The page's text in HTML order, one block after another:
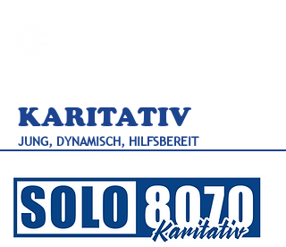
KARITATIV
JUNG, DYNAMISCH, HILFSBEREIT